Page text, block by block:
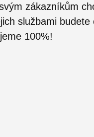
zákazníkům
službami budete
100%!